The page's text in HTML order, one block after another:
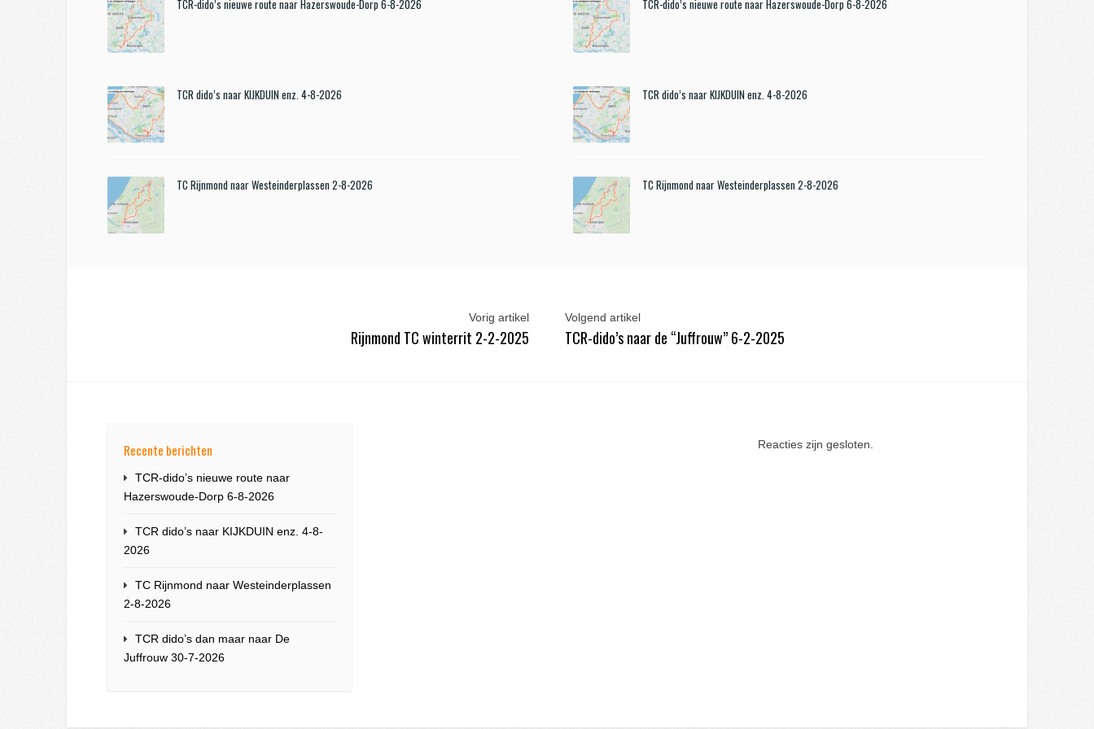
TCR-dido’s nieuwe route naar Hazerswoude-Dorp 6-8-2026
TCR dido’s naar KIJKDUIN enz. 4-8-2026
TC Rijnmond naar Westeinderplassen 2-8-2026
TCR-dido’s nieuwe route naar Hazerswoude-Dorp 6-8-2026
TCR dido’s naar KIJKDUIN enz. 4-8-2026
TC Rijnmond naar Westeinderplassen 2-8-2026
Vorig artikel
Rijnmond TC winterrit 2-2-2025
Volgend artikel
TCR-dido’s naar de “Juffrouw” 6-2-2025
Recente berichten
TCR-dido’s nieuwe route naar
Hazerswoude-Dorp 6-8-2026
TCR dido’s naar KIJKDUIN enz. 4-8-
2026
TC Rijnmond naar Westeinderplassen
2-8-2026
TCR dido’s dan maar naar De
Juffrouw 30-7-2026
Reacties zijn gesloten.